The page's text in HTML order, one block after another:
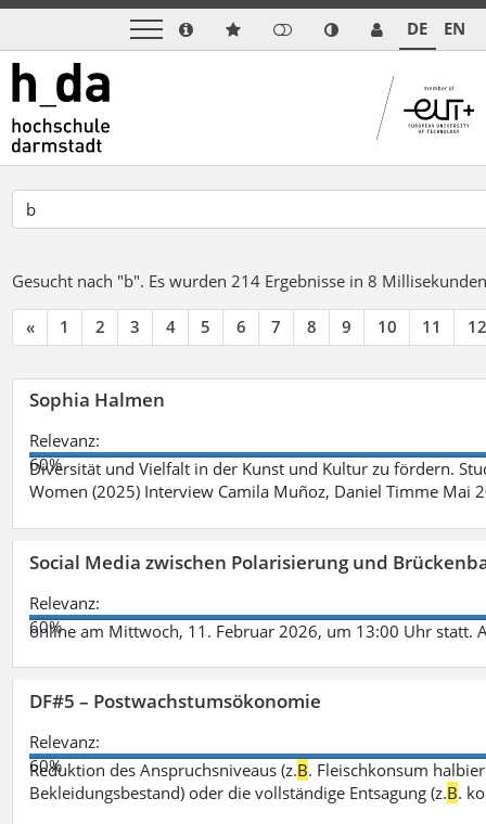
DE EN
Gesucht nach "b". Es wurden 214 Ergebnisse in 8
« 1 2 3 4 5 6 7 8 9 10 11 12
Sophia Halmen
Relevanz:
60%
Diversität und Vielfalt in der Kunst und Kultur zu fördern.
Women (2025) Interview Camila Muñoz, Daniel Timme Mai
Social Media zwischen Polarisierung und
Relevanz:
60%
online am Mittwoch, 11. Februar 2026, um 13:00 Uhr
DF#5 – Postwachstumsökonomie
Relevanz:
60%
Reduktion des Anspruchsniveaus (z.B. Fleischkonsum
Bekleidungsbestand) oder die vollständige Entsagung (z.B.